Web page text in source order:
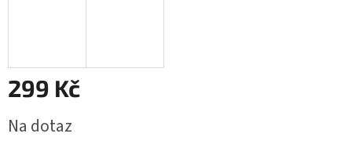
299 Kč
cena:
Na dotaz